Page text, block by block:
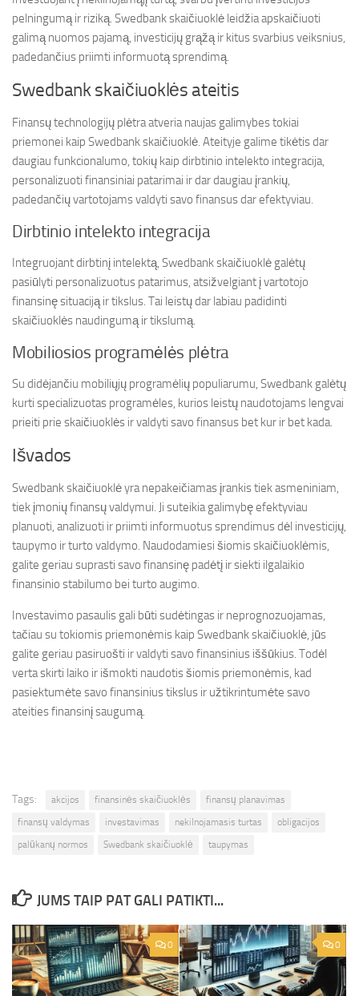
pelningumą ir riziką. Swedbank skaičiuoklė leidžia apskaičiuoti
galimą nuomos pajamą, investicijų grąžą ir kitus svarbius veiksnius,
padedančius priimti informuotą sprendimą.
Swedbank skaičiuoklės ateitis
Finansų technologijų plėtra atveria naujas galimybes tokiai
priemonei kaip Swedbank skaičiuoklė. Ateityje galime tikėtis dar
daugiau funkcionalumo, tokių kaip dirbtinio intelekto integracija,
personalizuoti finansiniai patarimai ir dar daugiau įrankių,
padedančių vartotojams valdyti savo finansus dar efektyviau.
Dirbtinio intelekto integracija
Integruojant dirbtinį intelektą, Swedbank skaičiuoklė galėtų
pasiūlyti personalizuotus patarimus, atsižvelgiant į vartotojo
finansinę situaciją ir tikslus. Tai leistų dar labiau padidinti
skaičiuoklės naudingumą ir tikslumą.
Mobiliosios programėlės plėtra
Su didėjančiu mobiliųjų programėlių populiarumu, Swedbank galėtų
kurti specializuotas programėles, kurios leistų naudotojams lengvai
prieiti prie skaičiuoklės ir valdyti savo finansus bet kur ir bet kada.
Išvados
Swedbank skaičiuoklė yra nepakeičiamas įrankis tiek asmeniniam,
tiek įmonių finansų valdymui. Ji suteikia galimybę efektyviau
planuoti, analizuoti ir priimti informuotus sprendimus dėl investicijų,
taupymo ir turto valdymo. Naudodamiesi šiomis skaičiuoklėmis,
galite geriau suprasti savo finansinę padėtį ir siekti ilgalaikio
finansinio stabilumo bei turto augimo.
Investavimo pasaulis gali būti sudėtingas ir neprognozuojamas,
tačiau su tokiomis priemonėmis kaip Swedbank skaičiuoklė, jūs
galite geriau pasiruošti ir valdyti savo finansinius iššūkius. Todėl
verta skirti laiko ir išmokti naudotis šiomis priemonėmis, kad
pasiektumėte savo finansinius tikslus ir užtikrintumėte savo
ateities finansinį saugumą.
Tags: akcijos finansinės skaičiuoklės
finansų planavimas
finansų valdymas
investavimas nekilnojamasis turtas
obligacijos
palūkanų normos
Swedbank skaičiuoklė taupymas
JUMS TAIP PAT GALI PATIKTI...
0 0